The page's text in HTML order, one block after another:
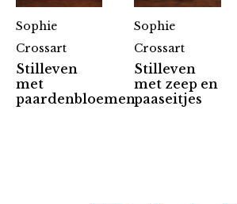
Sophie
Crossart
Stilleven
met
paardenbloemen
Sophie
Crossart
Stilleven
met zeep en
paaseitjes
Partners